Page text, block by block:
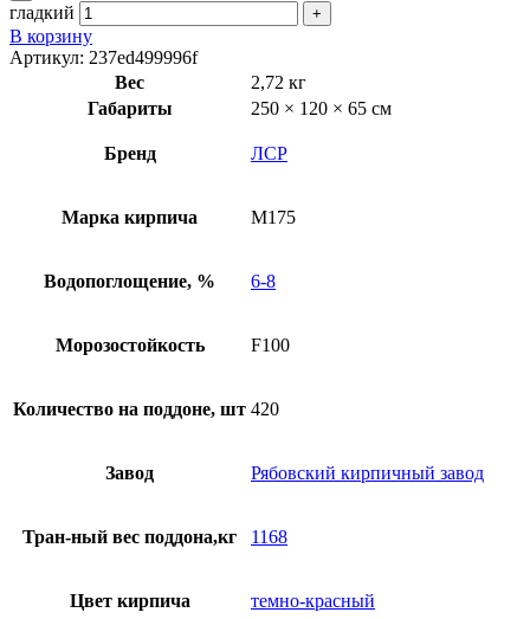
гладкий
В корзину
Артикул: 237ed499996f
Вес
2,72 кг
Габариты
250 × 120 × 65 см
Бренд ЛСР
Марка кирпича М175
Водопоглощение, % 6-8
Морозостойкость F100
Количество на поддоне, шт 420
Завод Рябовский кирпичный завод
Тран-ный вес поддона,кг 1168
Цвет кирпича темно-красный